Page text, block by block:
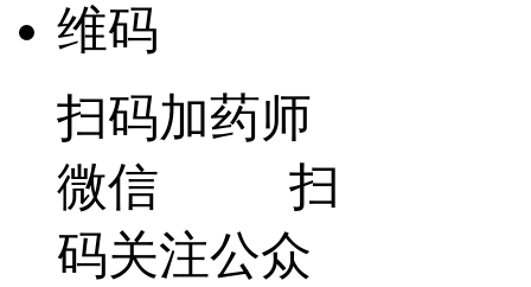
扫码加药师
微信 扫
码关注公众